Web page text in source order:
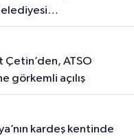
2 şüpheli serbest
görkemli açılış